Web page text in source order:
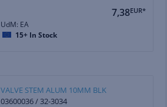
7,38EUR*
UdM: EA
15+ In Stock
VALVE STEM ALUM 10MM BLK
03600036 / 32-3034